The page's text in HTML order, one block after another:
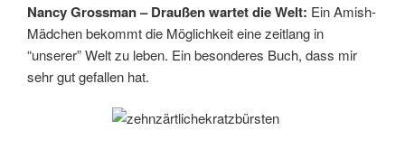
Nancy Grossman – Draußen wartet die Welt: Ein Amish-
Mädchen bekommt die Möglichkeit eine zeitlang in
“unserer” Welt zu leben. Ein besonderes Buch, dass mir
sehr gut gefallen hat.